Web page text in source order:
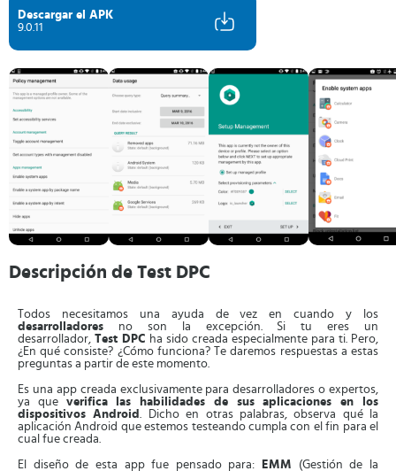
Descargar el APK
9.0.11
Descripción de Test DPC
Todos necesitamos una ayuda de vez en cuando y los
desarrolladores no son la excepción. Si tu eres un
desarrollador, Test DPC ha sido creada especialmente para ti. Pero,
¿En qué consiste? ¿Cómo funciona? Te daremos respuestas a estas
preguntas a partir de este momento.
Es una app creada exclusivamente para desarrolladores o expertos,
ya que verifica las habilidades de sus aplicaciones en los
dispositivos Android. Dicho en otras palabras, observa qué la
aplicación Android que estemos testeando cumpla con el fin para el
cual fue creada.
El diseño de esta app fue pensado para: EMM (Gestión de la